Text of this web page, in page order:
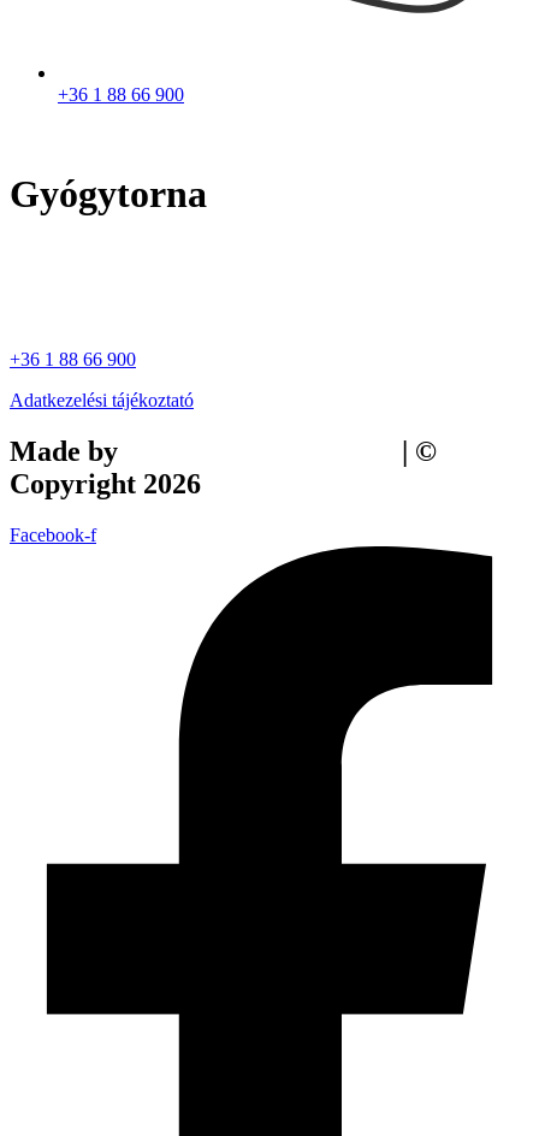
+36 1 88 66 900
Gyógytorna
+36 1 88 66 900
Adatkezelési tájékoztató
Made by
| ©
Copyright 2026
Facebook-f